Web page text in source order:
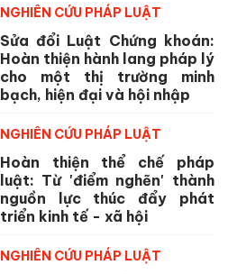
NGHIÊN CỨU PHÁP LUẬT
Sửa đổi Luật Chứng khoán:
Hoàn thiện hành lang pháp lý
cho một thị trường minh
bạch, hiện đại và hội nhập
NGHIÊN CỨU PHÁP LUẬT
Hoàn thiện thể chế pháp
luật: Từ 'điểm nghẽn' thành
nguồn lực thúc đẩy phát
triển kinh tế - xã hội
NGHIÊN CỨU PHÁP LUẬT